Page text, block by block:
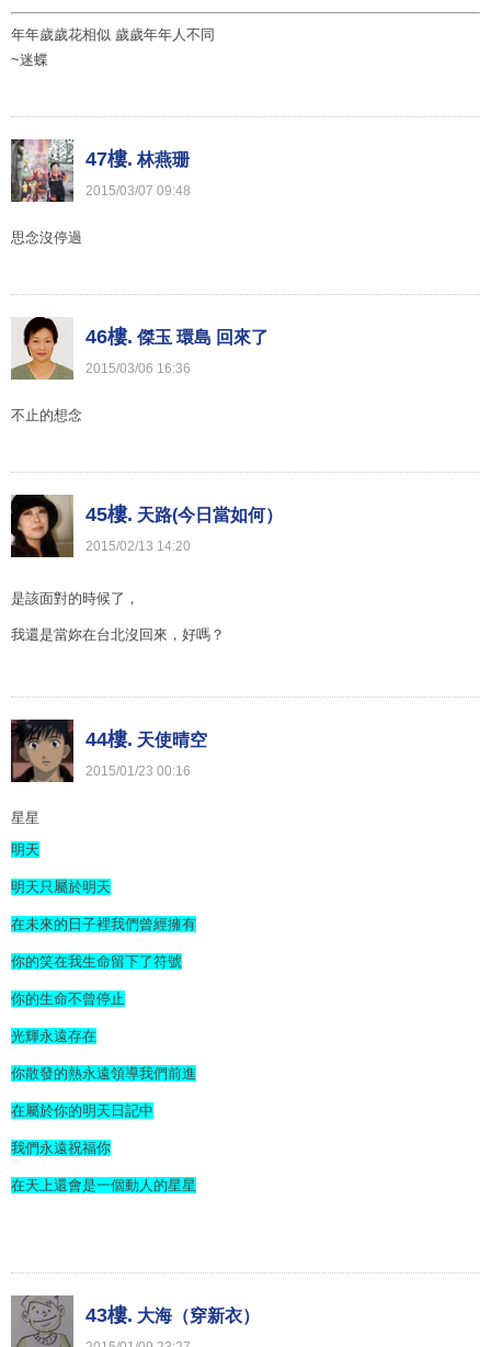
年年歲歲花相似 歲歲年年人不同
~迷蝶
47樓. 林燕珊
2015/03/07 09:48
思念沒停過
46樓. 傑玉 環島 回來了
2015/03/06 16:36
不止的想念
45樓. 天路(今日當如何）
2015/02/13 14:20
是該面對的時候了，
我還是當妳在台北沒回來，好嗎？
44樓. 天使晴空
2015/01 /23 00:16
星星
明天
明天只屬於明天
在未來的日子裡我們曾經擁有
你的笑在我生命留下了符號
你的生命不曾停止
光輝永遠存在
你散發的熱永遠領導我們前進
在屬於你的明天日記中
我們永遠祝福你
在天上還會是一個動人的星星
43樓. 大海（穿新衣）